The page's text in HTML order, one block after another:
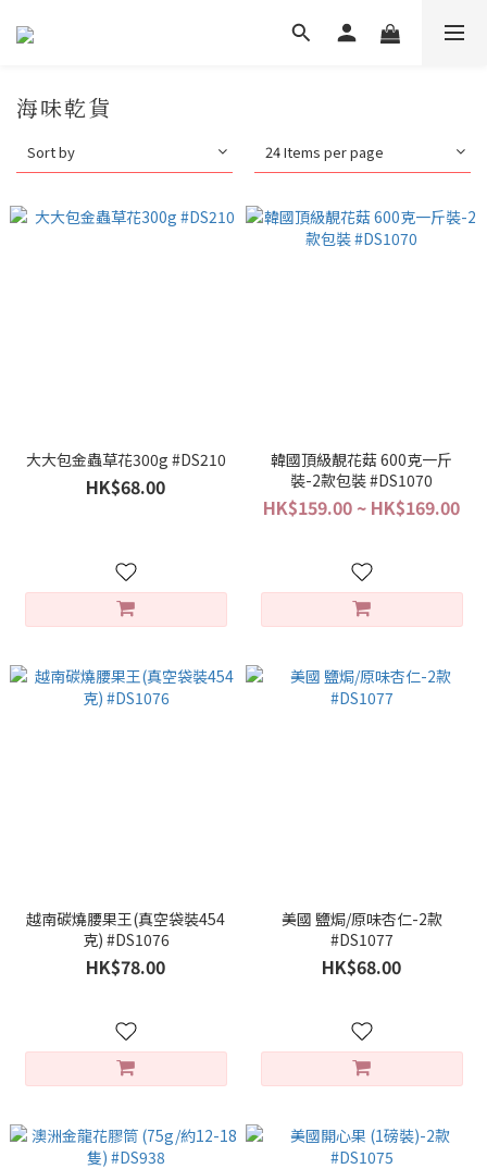
海味乾貨
Sort by 24 Items per page
大大包金蟲草花300g #DS210
HK$68.00
韓國頂級靚花菇 600克一斤
裝-2款包裝 #DS1070
HK$159.00 ~ HK$169.00
越南碳燒腰果王(真空袋裝454
克) #DS1076
HK$78.00
美國 鹽焗/原味杏仁-2款
#DS1077
HK$68.00